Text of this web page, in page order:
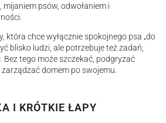
psów, odwołaniem i
która chce wyłącznie spokojnego psa „do
blisko ludzi, ale potrzebuje też zadań,
Bez tego może szczekać, podgryzać
domem po swojemu.
I KRÓTKIE ŁAPY